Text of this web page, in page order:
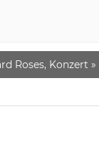
Roses, Konzert »